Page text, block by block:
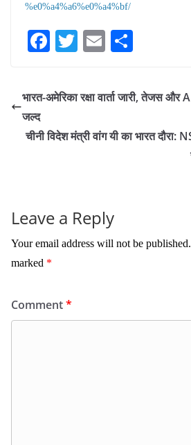
%e0%a4%a6%e0%a4%bf/
Fa
bo
ok
T
r
E
ail
re
भारत-अमेरिका रक्षा वार्ता जारी, तेजस
जल्द
चीनी विदेश मंत्री वांग यी का भारत दौरा:
Leave a Reply
Your email address will not be published.
marked *
Comment*